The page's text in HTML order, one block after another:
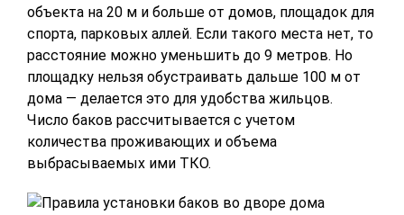
объекта на 20 м и больше от домов, площадок для
спорта, парковых аллей. Если такого места нет, то
расстояние можно уменьшить до 9 метров. Но
площадку нельзя обустраивать дальше 100 м от
дома — делается это для удобства жильцов.
Число баков рассчитывается с учетом
количества проживающих и объема
выбрасываемых ими ТКО.